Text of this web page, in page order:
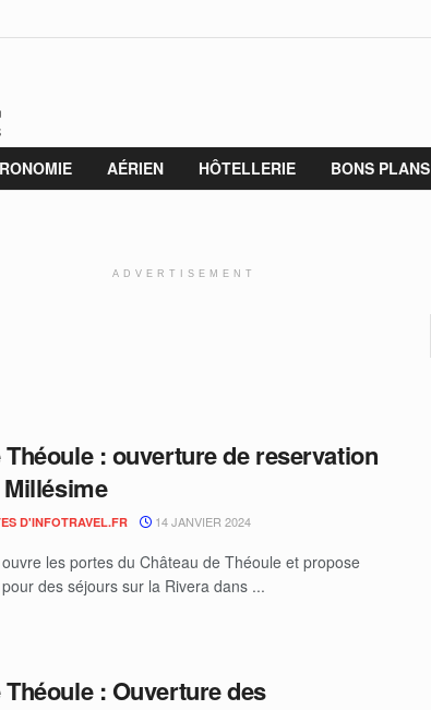
AÉRIEN HÔTELLERIE BONS PLANS
ADVERTISEMENT
Théoule : ouverture de reservation
D'INFOTRAVEL.FR 14 JANVIER 2024
les portes du Château de Théoule et propose
des séjours sur la Rivera dans ...
Théoule : Ouverture des